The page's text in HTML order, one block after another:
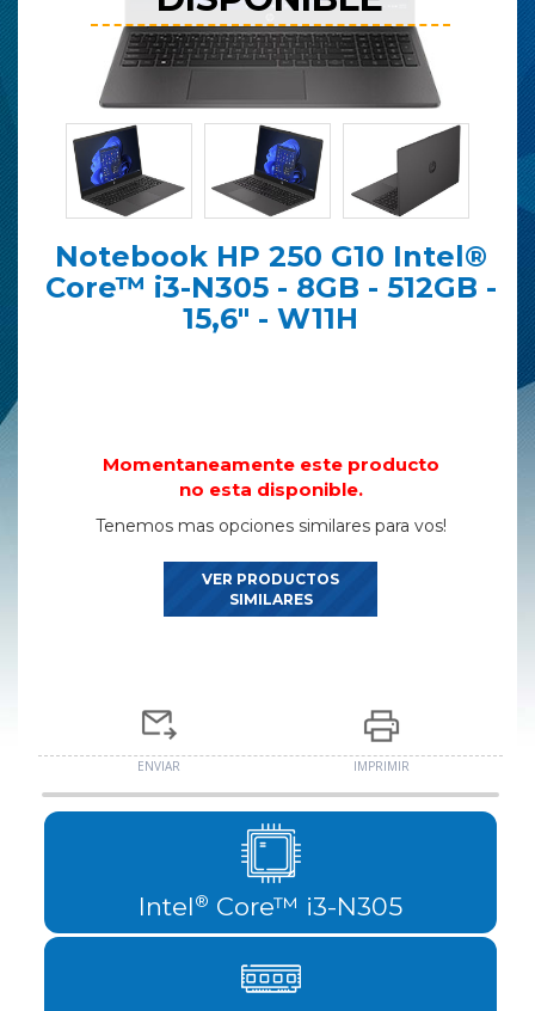
Notebook HP 250 G10 Intel®
Core™ i3-N305 - 8GB - 512GB -
15,6" - W11H
Momentaneamente este producto
no esta disponible.
Tenemos mas opciones similares para vos!
VER PRODUCTOS
SIMILARES
ENVIAR IMPRIMIR
Intel® Core™ i3-N305